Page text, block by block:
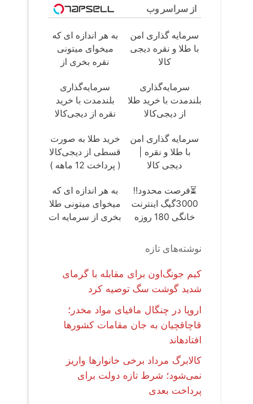
از سراسر وب
سرمایه گذاری امن
با طلا و نقره دیجی
کالا
به هر اندازه ای که
میخوای میتونی
نقره بخری از
محافظت کنی
سرمایه‌گذاری
بلندمدت با خرید طلا
از دیجی‌کالا
سرمایه‌گذاری
بلندمدت با خرید
نقره از دیجی‌کالا
سرمایه گذاری امن
با طلا و نقره |
دیجی کالا
خرید طلا به صورت
قسطی از دیجی‌کالا
( پرداخت 12 ماهه )
⏳فرصت محدود!!
3000گیگ اینترنت
خانگی 180 روزه
هزارتومان!!
به هر اندازه ای که
میخوای میتونی طلا
بخری از سرمایه ات
نوشته‌های تازه
کیم جونگ‌اون برای مقابله با گرمای
شدید گوشت سگ توصیه کرد
اروپا در چنگال مافیای مواد مخدر؛
قاچاقچیان به جان مقامات کشورها
افتادهاند
کالابرگ مرداد برخی خانوارها واریز
نمی‌شود؛ شرط تازه دولت برای
پرداخت بعدی